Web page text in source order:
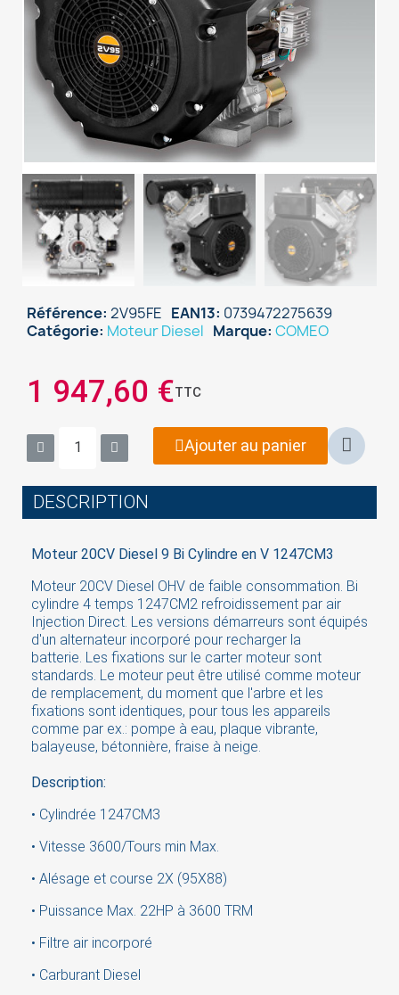
Référence 2V95FE EAN13 0739472275639
Catégorie Moteur Diesel Marque COMEO
1 947,60 €TTC
Ajouter au panier
DESCRIPTION
Moteur 20CV Diesel 9 Bi Cylindre en V 1247CM3
Moteur 20CV Diesel OHV de faible consommation. Bi
cylindre 4 temps 1247CM2 refroidissement par air
Injection Direct. Les versions démarreurs sont équipés
d'un alternateur incorporé pour recharger la
batterie. Les fixations sur le carter moteur sont
standards. Le moteur peut être utilisé comme moteur
de remplacement, du moment que l'arbre et les
fixations sont identiques, pour tous les appareils
comme par ex.: pompe à eau, plaque vibrante,
balayeuse, bétonnière, fraise à neige.
Description:
• Cylindrée 1247CM3
• Vitesse 3600/Tours min Max.
• Alésage et course 2X (95X88)
• Puissance Max. 22HP à 3600 TRM
• Filtre air incorporé
• Carburant Diesel
Sign in
You need to be logged in to save products in your
wish list.
Cancel